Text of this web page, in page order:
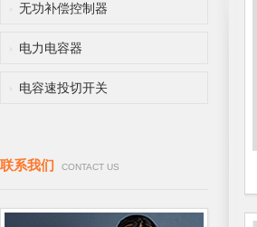
无功补偿控制器
电力电容器
电容速投切开关
联系我们 CONTACT US